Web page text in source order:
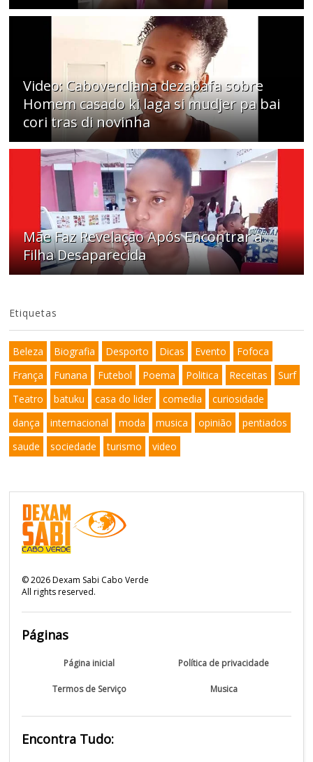
Video: Caboverdiana dezabafa sobre
Homem casado ki laga si mudjer pa bai
cori tras di novinha
Mãe Faz Revelação Após Encontrar a
Filha Desaparecida
Etiquetas
Beleza Biografia Desporto Dicas Evento
Fofoca
França
Funana Futebol Poema Politica Receitas
Surf
Teatro
batuku casa do lider comedia
curiosidade
dança
internacional moda musica opinião
pentiados
saude
sociedade turismo video
©2026Dexam Sabi Cabo Verde
All rights reserved.
Páginas
Página inicial Política de privacidade
Termos de Serviço Musica
Encontra Tudo: